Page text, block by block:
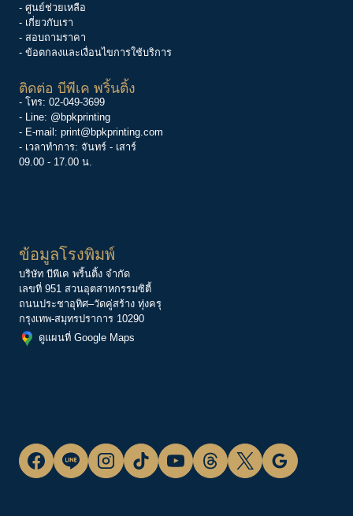
- ศูนย์ช่วยเหลือ
- เกี่ยวกับเรา
- สอบถามราคา
- ข้อตกลงและเงื่อนไขการใช้บริการ
ติดต่อ บีพีเค พริ้นติ้ง
- โทร: 02-049-3699
- Line: @bpkprinting
- E-mail: print@bpkprinting.com
- เวลาทำการ: จันทร์ - เสาร์
09.00 - 17.00 น.
ข้อมูลโรงพิมพ์
บริษัท บีพีเค พริ้นติ้ง จำกัด
เลขที่ 951 สวนอุตสาหกรรมซิตี้
ถนนประชาอุทิศ–วัดคู่สร้าง ทุ่งครุ
กรุงเทพ-สมุทรปราการ 10290
ดูแผนที่ Google Maps